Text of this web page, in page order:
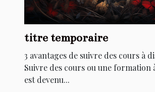
titre temporaire
3 avantages de suivre des cours à
Suivre des cours ou une formation
est devenu...